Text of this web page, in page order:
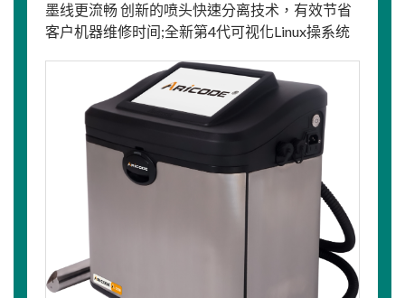
墨线更流畅 创新的喷头快速分离技术，有效节省
客户机器维修时间;全新第4代可视化Linux操系统